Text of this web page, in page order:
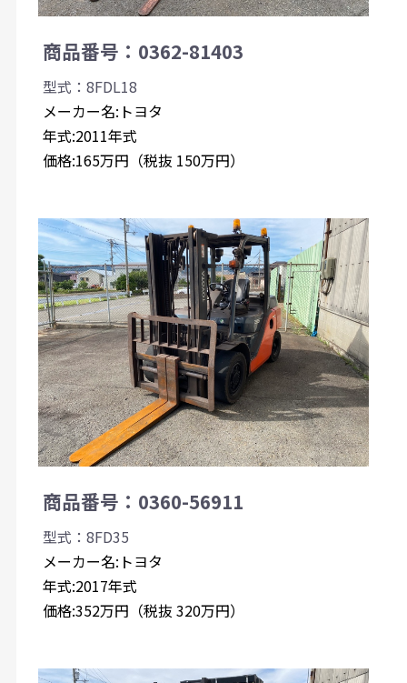
商品番号：0362-81403
型式：8FDL18
メーカー名:トヨタ
年式:2011年式
価格:165万円（税抜 150万円）
商品番号：0360-56911
型式：8FD35
メーカー名:トヨタ
年式:2017年式
価格:352万円（税抜 320万円）